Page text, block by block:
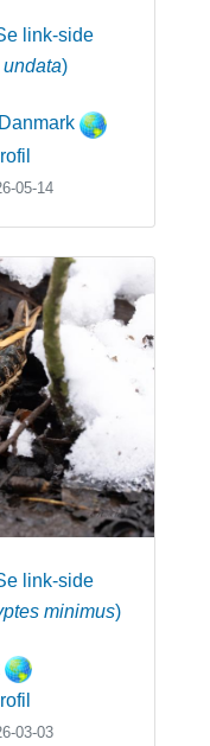
link-side
)
Danmark
05-14
link-side
minimus)
03-03